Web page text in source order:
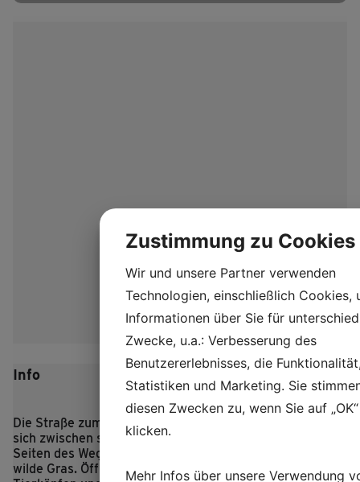
Info
Die Straße zum eisenzeitlichen Dorf Lethra schlängelt
sich zwischen sanften Hügeln hindurch, und zu beiden
Seiten des Weges mampfen die Schafe des Dorfes das
wilde Gras. Öffnen Sie das Holztor mit den geschnitzten
Zustimmung zu Cookies
Wir und unsere Partner verwenden
Technologien, einschließlich Cookies,
Informationen über Sie für
Zwecke, u.a.: Verbesserung des
Benutzererlebnisses, die
Statistiken und Marketing. Sie
diesen Zwecken zu, wenn Sie auf „OK“
klicken.
Mehr Infos über unsere Verwendung